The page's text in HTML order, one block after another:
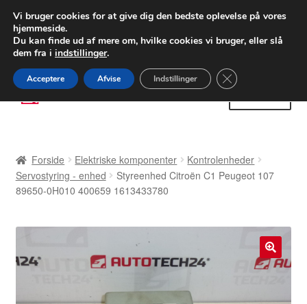
LEVERING fra 55 kr.
FEDEX verdensomspændende forsendelse
80 82 72 02
Spring
til
Spring
til
Betalinger
Forside Elektriske komponenter
Kontrolenheder
Servostyring - enhed
Styreenhed Citroën C1 Peugeot 107
89650-0H010 400659 1613433780
🔍
Vi bruger cookies for at give dig den bedste oplevelse på vores
hjemmeside.
Du kan finde ud af mere om, hvilke cookies vi bruger, eller slå
dem fra i indstillinger.
Acceptere Afvise Indstillinger Close GDPR